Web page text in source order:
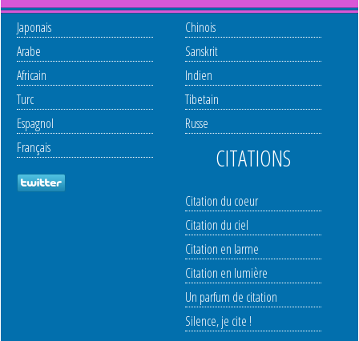
Japonais
Arabe
Africain
Turc
Espagnol
Français
Chinois
Sanskrit
Indien
Tibetain
Russe
CITATIONS
Citation du coeur
Citation du ciel
Citation en larme
Citation en lumière
Un parfum de citation
Silence, je cite !